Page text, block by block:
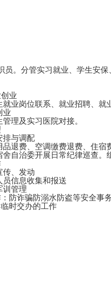
员。分管实习就业、学生安
业
就业岗位联系、就业招聘、就
业
管理及实习医院对接。
排与调配
品退费、空调缴费退费、住宿
舍自治委开展日常纪律巡查。
传、发动
员信息收集和报送
训管理
防诈骗防溺水防盗等安全事
时交办的工作